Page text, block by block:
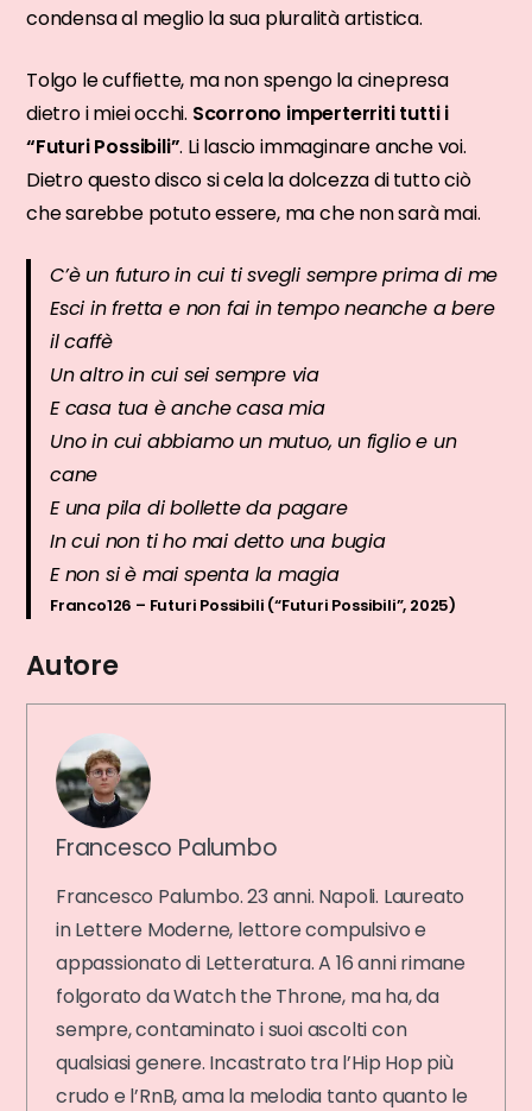
condensa al meglio la sua pluralità artistica.
Tolgo le cuffiette, ma non spengo la cinepresa
dietro i miei occhi. Scorrono imperterriti tutti i
“Futuri Possibili”. Li lascio immaginare anche voi.
Dietro questo disco si cela la dolcezza di tutto ciò
che sarebbe potuto essere, ma che non sarà mai.
C’è un futuro in cui ti svegli sempre prima di me
Esci in fretta e non fai in tempo neanche a bere
il caffè
Un altro in cui sei sempre via
E casa tua è anche casa mia
Uno in cui abbiamo un mutuo, un figlio e un
cane
E una pila di bollette da pagare
In cui non ti ho mai detto una bugia
E non si è mai spenta la magia
Franco126 – Futuri Possibili (“Futuri Possibili”, 2025)
Autore
Francesco Palumbo
Francesco Palumbo. 23 anni. Napoli. Laureato
in Lettere Moderne, lettore compulsivo e
appassionato di Letteratura. A 16 anni rimane
folgorato da Watch the Throne, ma ha, da
sempre, contaminato i suoi ascolti con
qualsiasi genere. Incastrato tra l’Hip Hop più
crudo e l’RnB, ama la melodia tanto quanto le